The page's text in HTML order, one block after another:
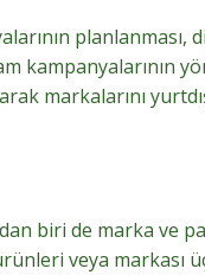
kampanyalarının
markalarını
biri de marka ve
veya markası